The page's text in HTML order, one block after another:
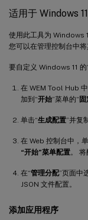
适用于 Windows
使用此工具为 Windows
您可以在管理控制台中将
要自定义 Windows 11 的
在 WEM Tool Hub
加到“开始”菜单的“ 固
单击“生成配置”并复
在 Web 控制台中，
“开始”菜单配置。
在“管理分配”页面中
JSON 文件配置。
添加应用程序